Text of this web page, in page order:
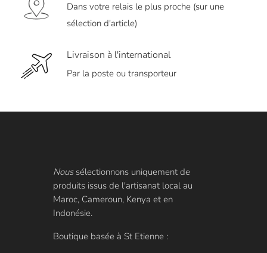
Dans votre relais le plus proche (sur une
sélection d'article)
Livraison à l'international
Par la poste ou transporteur
Noussélectionnons uniquement de
produits issus de l'artisanat local au
Maroc, Cameroun, Kenya et en
Indonésie.
Boutique basée à St Etienne :